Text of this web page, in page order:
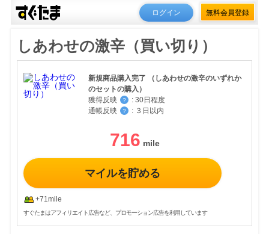
ログイン 無料会員登録
しあわせの激辛（買い切り）
新規商品購入完了 （しあわせの激辛のいずれか
のセットの購入）
獲得反映
？ : 30日程度
通帳反映
？ : ３日以内
716
マイルを貯める
+71mile
すぐたまはアフィリエイト広告など、プロモーション広告を利用しています